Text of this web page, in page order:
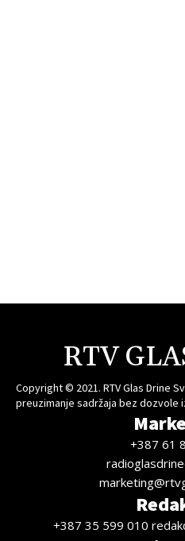
RTV
Copyright © 2021. RTV Glas Drine
preuzimanje sadržaja bez dozvole
+387 61
+387 35 599 010